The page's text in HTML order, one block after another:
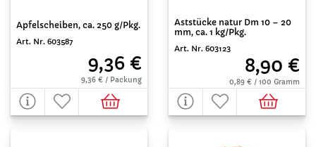
Apfelscheiben, ca. 250 g/Pkg.
Art. Nr. 603587
9,36 €
9,36 € / Packung
Aststücke natur Dm 10 – 20
mm, ca. 1 kg/Pkg.
Art. Nr. 603123
8,90 €
0,89 € / 100 Gramm